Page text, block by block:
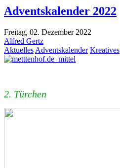
Adventskalender 2022
Freitag, 02. Dezember 2022
Alfred Gertz
Aktuelles Adventskalender Kreatives
2. Türchen